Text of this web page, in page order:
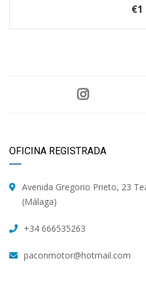
€1
OFICINA REGISTRADA
Avenida Gregorio Prieto, 23
(Málaga)
+34 666535263
paconmotor@hotmail.com